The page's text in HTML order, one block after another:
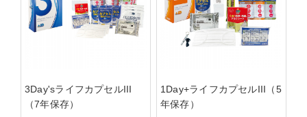
3Day'sライフカプセルIII
（7年保存）
1Day+ライフカプセルIII（5
年保存）